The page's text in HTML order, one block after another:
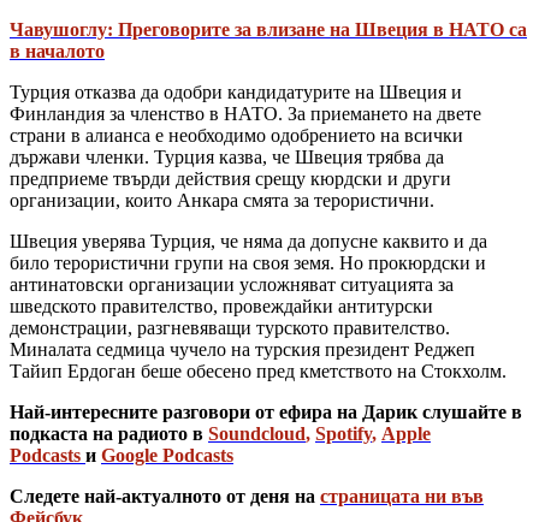
Чавушоглу: Преговорите за влизане на Швеция в НАТО са
в началото
Турция отказва да одобри кандидатурите на Швеция и
Финландия за членство в НАТО. За приемането на двете
страни в алианса е необходимо одобрението на всички
държави членки. Турция казва, че Швеция трябва да
предприеме твърди действия срещу кюрдски и други
организации, които Анкара смята за терористични.
Швеция уверява Турция, че няма да допусне каквито и да
било терористични групи на своя земя. Но прокюрдски и
антинатовски организации усложняват ситуацията за
шведското правителство, провеждайки антитурски
демонстрации, разгневяващи турското правителство.
Миналата седмица чучело на турския президент Реджеп
Тайип Ердоган беше обесено пред кметството на Стокхолм.
Най-интересните разговори от ефира на Дарик слушайте в
подкаста на радиото в Soundcloud, Spotify, Apple
Podcasts и Google Podcasts
Следете най-актуалното от деня на страницата ни във
Фейсбук